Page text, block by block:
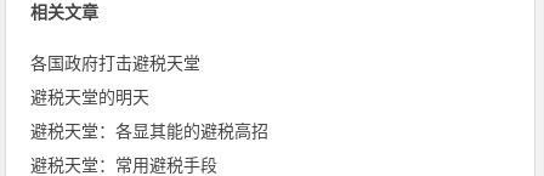
相关文章
各国政府打击避税天堂
避税天堂的明天
避税天堂：各显其能的避税高招
避税天堂：常用避税手段